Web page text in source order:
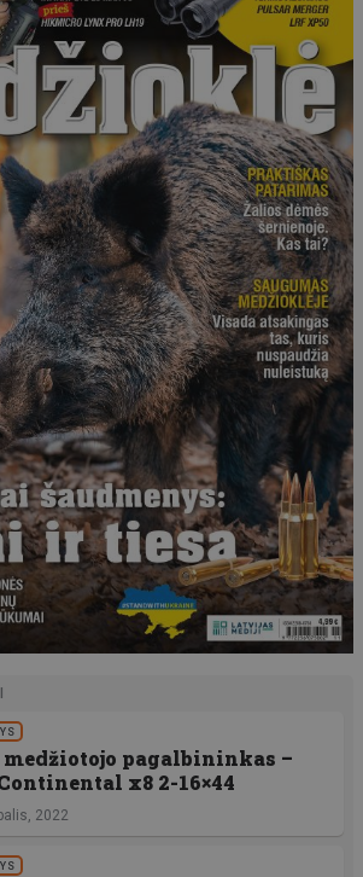
pagalbininkas –
x8 2-16×44
2022